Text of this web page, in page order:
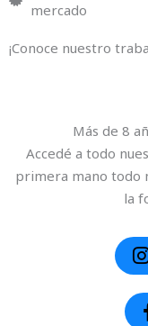
mercado
¡Conoce nuestro
Más de 8
Accedé a todo
primera mano todo
la